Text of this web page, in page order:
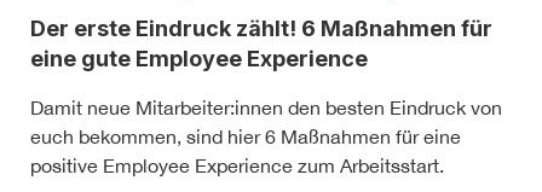
Der erste Eindruck zählt! 6 Maßnahmen für
eine gute Employee Experience
Damit neue Mitarbeiter:innen den besten Eindruck von
euch bekommen, sind hier 6 Maßnahmen für eine
positive Employee Experience zum Arbeitsstart.